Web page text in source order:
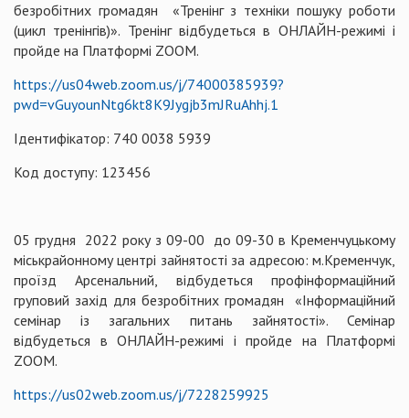
безробітних громадян «Тренінг з техніки пошуку роботи
(цикл тренінгів)». Тренінг відбудеться в ОНЛАЙН-режимі і
пройде на Платформі ZOOM.
https://us04web.zoom.us/j/74000385939?
pwd=vGuyounNtg6kt8K9Jygjb3mJRuAhhj.1
Ідентифікатор: 740 0038 5939
Код доступу: 123456
05 грудня 2022 року з 09-00 до 09-30 в Кременчуцькому
міськрайонному центрі зайнятості за адресою: м.Кременчук,
проїзд Арсенальний, відбудеться профінформаційний
груповий захід для безробітних громадян «Інформаційний
семінар із загальних питань зайнятості». Семінар
відбудеться в ОНЛАЙН-режимі і пройде на Платформі
ZOOM.
https://us02web.zoom.us/j/7228259925